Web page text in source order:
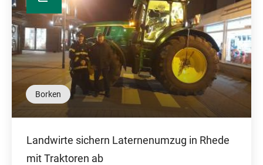
Borken
Landwirte sichern Laternenumzug in Rhede
mit Traktoren ab